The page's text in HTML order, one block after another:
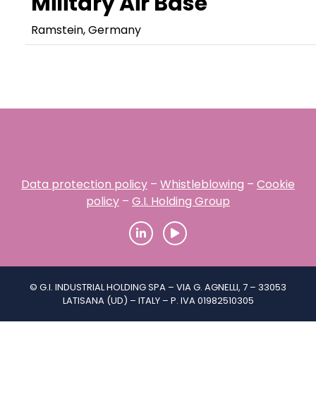
Ramstein, Germany
Data protection policy – Whistleblowing – Cookie
policy – G.I. Holding Group
© G.I. INDUSTRIAL HOLDING SPA – VIA G. AGNELLI, 7 – 33053
LATISANA (UD) – ITALY – P. IVA 01982510305